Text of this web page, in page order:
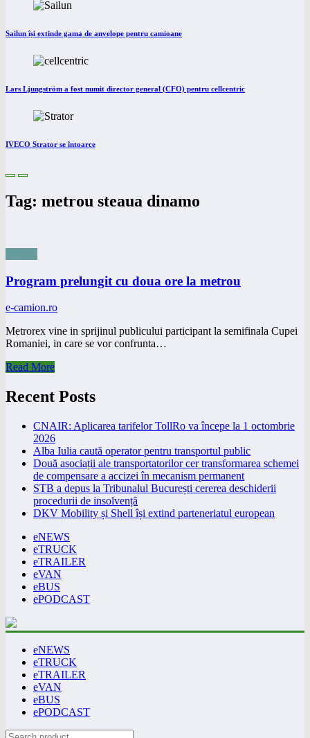
Sailun își extinde gama de anvelope pentru camioane
Lars Ljungström a fost numit director general (CFO) pentru cellcentric
IVECO Strator se întoarce
Tag: metrou steaua dinamo
Program prelungit cu doua ore la metrou
e-camion.ro
Metrorex vine in sprijinul publicului participant la semifinala Cupei
Romaniei, in care se vor confrunta…
Read More
Recent Posts
CNAIR: Aplicarea tarifelor TollRo va începe la 1 octombrie
2026
Alba Iulia caută operator pentru transportul public
Două asociații ale transportatorilor cer transformarea schemei
de compensare a accizei în mecanism permanent
STB a depus la Tribunalul București cererea deschiderii
procedurii de insolvență
DKV Mobility și Shell își extind parteneriatul european
eNEWS
eTRUCK
eTRAILER
eVAN
eBUS
ePODCAST
eNEWS
eTRUCK
eTRAILER
eVAN
eBUS
ePODCAST